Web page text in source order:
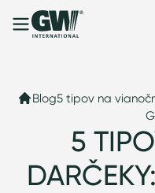
Blog5 tipov na
5